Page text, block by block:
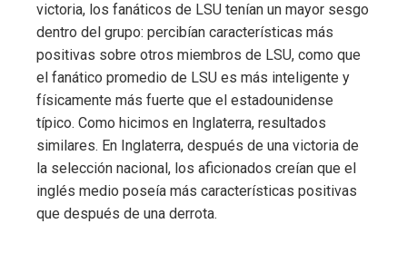
victoria, los fanáticos de LSU tenían un mayor sesgo
dentro del grupo: percibían características más
positivas sobre otros miembros de LSU, como que
el fanático promedio de LSU es más inteligente y
físicamente más fuerte que el estadounidense
típico. Como hicimos en Inglaterra, resultados
similares. En Inglaterra, después de una victoria de
la selección nacional, los aficionados creían que el
inglés medio poseía más características positivas
que después de una derrota.